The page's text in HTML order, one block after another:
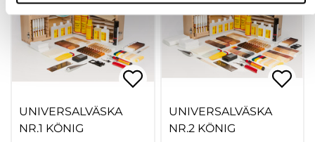
UNIVERSALVÄSKA
NR.1 KÖNIG
UNIVERSALVÄSKA
NR.2 KÖNIG